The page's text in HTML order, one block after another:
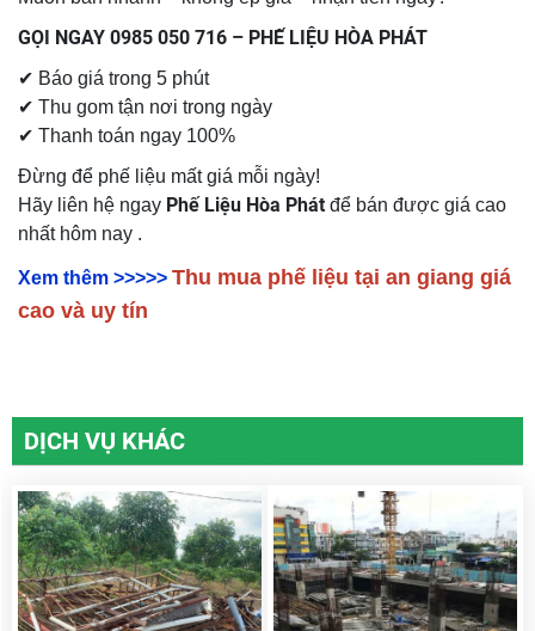
GỌI NGAY 0985 050 716 – PHẾ LIỆU HÒA PHÁT
✔ Báo giá trong 5 phút
✔ Thu gom tận nơi trong ngày
✔ Thanh toán ngay 100%
Đừng để phế liệu mất giá mỗi ngày!
Hãy liên hệ ngay Phế Liệu Hòa Phát để bán được giá cao
nhất hôm nay .
Xem thêm >>>>> Thu mua phế liệu tại an giang giá
cao và uy tín
DỊCH VỤ KHÁC